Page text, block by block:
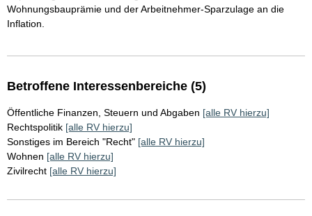
Wohnungsbauprämie und der Arbeitnehmer-Sparzulage an die
Inflation.
Betroffene Interessenbereiche (5)
Öffentliche Finanzen, Steuern und Abgaben [alle RV hierzu]
Rechtspolitik [alle RV hierzu]
Sonstiges im Bereich "Recht" [alle RV hierzu]
Wohnen [alle RV hierzu]
Zivilrecht [alle RV hierzu]